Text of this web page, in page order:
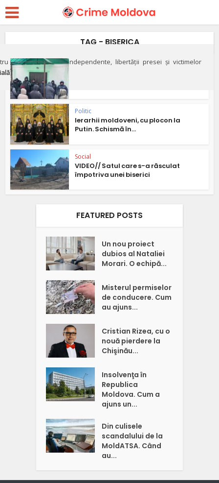
apărarea justiției independente, libertății presei și victimelor
TAG - BISERICA
Social
Politic
Ierarhii moldoveni, cu plocon la
Putin. Schismă în...
Social
VIDEO// Satul care s-a răsculat
împotriva unei biserici
FEATURED POSTS
Un nou proiect
dubios al Nataliei
Morari. O echipă...
Misterul permiselor
de conducere. Cum
au ajuns...
Cristian Rizea, cu o
nouă pierdere la
Chişinău...
Insolvenţa în
Republica
Moldova. Cum a
ajuns un...
Din culisele
scandalului de la
MoldATSA. Când
au...